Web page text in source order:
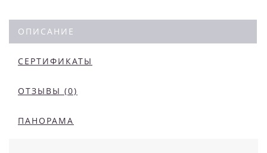
ОПИСАНИЕ
СЕРТИФИКАТЫ
ОТЗЫВЫ (0)
ПАНОРАМА